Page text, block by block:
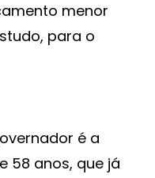
menor
para o
é a
58 anos, que já